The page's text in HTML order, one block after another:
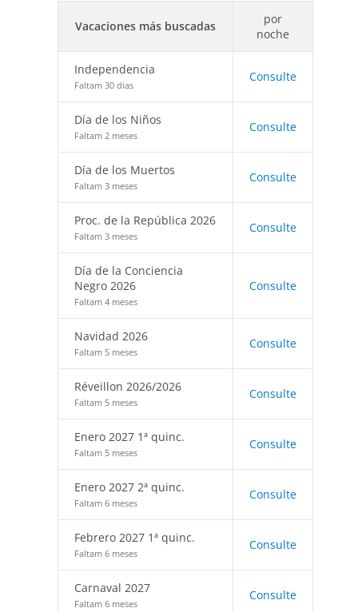
Vacaciones más buscadas
por
noche
Independencia
Faltam 30 dias
Consulte
Día de los Niños
Faltam 2 meses
Consulte
Día de los Muertos
Faltam 3 meses
Consulte
Proc. de la República 2026
Faltam 3 meses
Consulte
Día de la Conciencia
Negro 2026
Faltam 4 meses
Consulte
Navidad 2026
Faltam 5 meses
Consulte
Réveillon 2026/2026
Faltam 5 meses
Consulte
Enero 2027 1ª quinc.
Faltam 5 meses
Consulte
Enero 2027 2ª quinc.
Faltam 6 meses
Consulte
Febrero 2027 1ª quinc.
Faltam 6 meses
Consulte
Carnaval 2027
Faltam 6 meses
Consulte